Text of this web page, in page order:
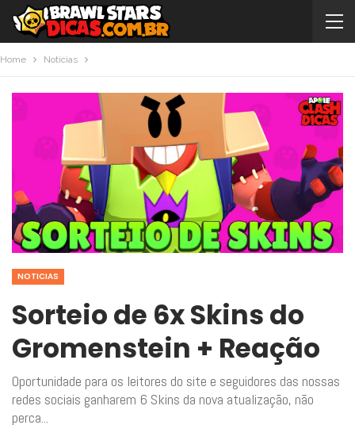
Home Noticias
NOTICIAS
Sorteio de 6x Skins do
Gromenstein + Reação
Oportunidade para os leitores do site e seguidores das nossas
redes sociais ganharem 6 Skins da nova atualização, não
perca...